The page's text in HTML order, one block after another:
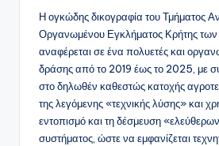
Η ογκώδης δικογραφία του Τμήματος
Οργανωμένου Εγκλήματος Κρήτης των
αναφέρεται σε ένα πολυετές και
δράσης από το 2019 έως το 2025, με
στο δηλωθέν καθεστώς κατοχής
της λεγόμενης «τεχνικής λύσης» και
εντοπισμό και τη δέσμευση
συστήματος, ώστε να εμφανίζεται